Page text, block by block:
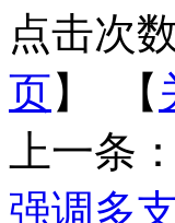
点击次数
页】 【
上一条：
强调多